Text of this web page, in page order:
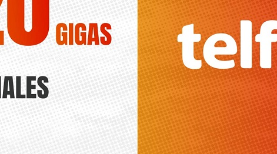
El Gordo
Euromillones
Loteria
Once
PUBLICIDAD